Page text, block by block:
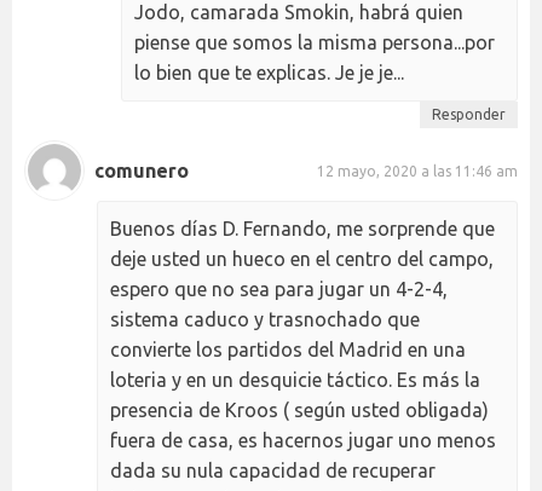
Jodo, camarada Smokin, habrá quien
piense que somos la misma persona...por
lo bien que te explicas. Je je je...
Responder
comunero 12 mayo, 2020 a las 11:46 am
Buenos días D. Fernando, me sorprende que
deje usted un hueco en el centro del campo,
espero que no sea para jugar un 4-2-4,
sistema caduco y trasnochado que
convierte los partidos del Madrid en una
loteria y en un desquicie táctico. Es más la
presencia de Kroos ( según usted obligada)
fuera de casa, es hacernos jugar uno menos
dada su nula capacidad de recuperar